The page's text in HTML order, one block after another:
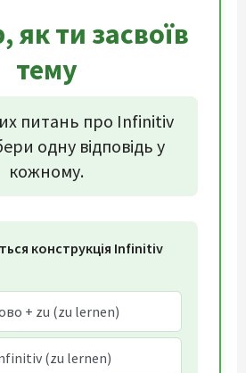
як ти засвоїв
тему
питань про Infinitiv
одну відповідь у
кожному.
конструкція Infinitiv
+ zu (zu lernen)
(zu lernen)